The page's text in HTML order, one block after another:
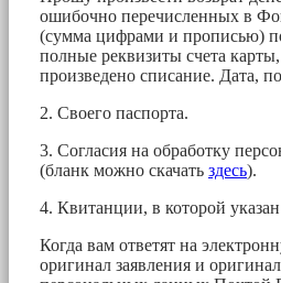
ошибочно перечисленных в
(сумма цифрами и прописью)
полные реквизиты счета
произведено списание. Дата,
2. Своего паспорта.
3. Согласия на обработку
(бланк можно скачать здесь).
4. Квитанции, в которой
Когда вам ответят на
оригинал заявления и